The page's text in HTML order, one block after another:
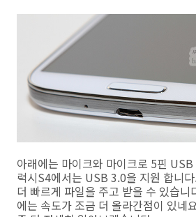
아래에는 마이크와 마이크로 5핀
럭시S4에서는 USB 3.0을 지원 합니
더 빠르게 파일을 주고 받을 수 있습
에는 속도가 조금 더 올라간점이 있네